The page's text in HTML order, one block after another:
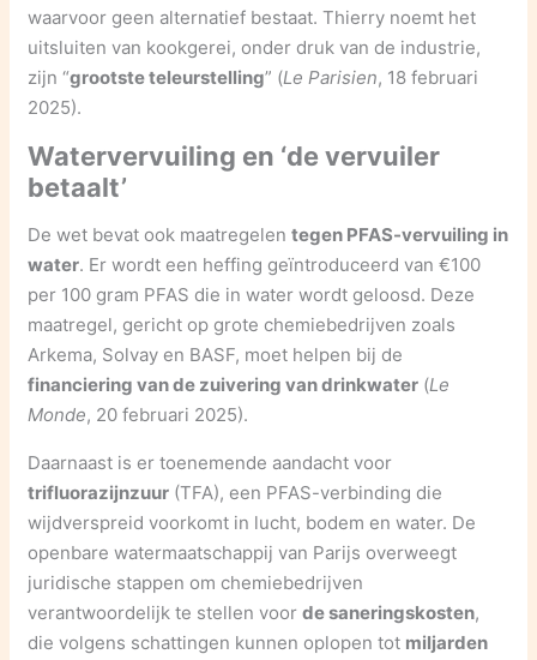
waarvoor geen alternatief bestaat. Thierry noemt het
uitsluiten van kookgerei, onder druk van de industrie,
zijn “grootste teleurstelling” (Le Parisien, 18 februari
2025).
Watervervuiling en ‘de vervuiler
betaalt’
De wet bevat ook maatregelentegen PFAS-vervuiling in
water. Er wordt een heffing geïntroduceerd van €100
per 100 gram PFAS die in water wordt geloosd. Deze
maatregel, gericht op grote chemiebedrijven zoals
Arkema, Solvay en BASF, moet helpen bij de
financiering van de zuivering van drinkwater (Le
Monde, 20 februari 2025).
Daarnaast is er toenemende aandacht voor
trifluorazijnzuur (TFA), een PFAS-verbinding die
wijdverspreid voorkomt in lucht, bodem en water. De
openbare watermaatschappij van Parijs overweegt
juridische stappen om chemiebedrijven
verantwoordelijk te stellen voorde saneringskosten,
die volgens schattingen kunnen oplopen tot miljarden